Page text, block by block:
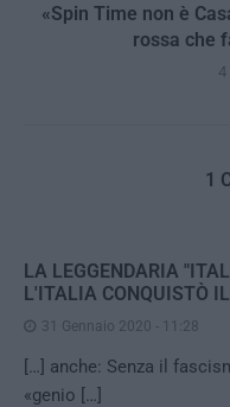
«Spin Time non è
rossa che
4
1
LA LEGGENDARIA
L'ITALIA CONQUISTÒ
31 Gennaio 2020 - 11:28
[…] anche: Senza il
«genio […]